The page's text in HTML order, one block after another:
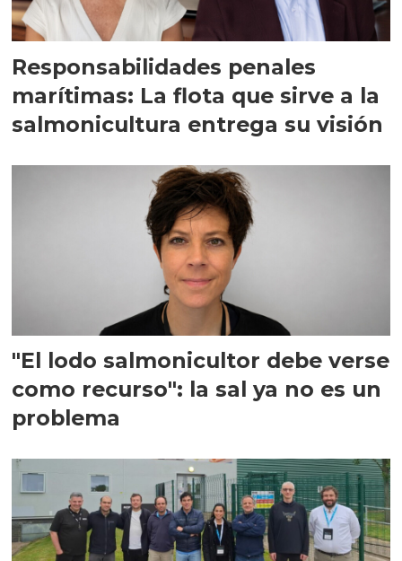
Responsabilidades penales
marítimas: La flota que sirve a la
salmonicultura entrega su visión
"El lodo salmonicultor debe verse
como recurso": la sal ya no es un
problema